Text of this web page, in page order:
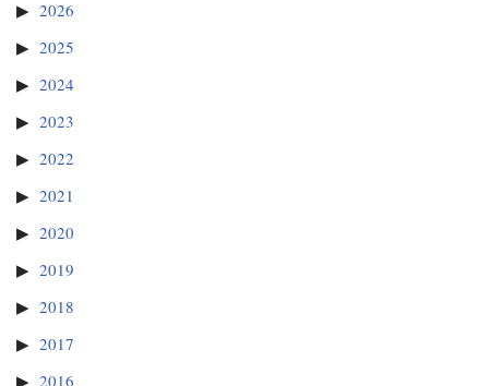
2026
2025
2024
2023
2022
2021
2020
2019
2018
2017
2016